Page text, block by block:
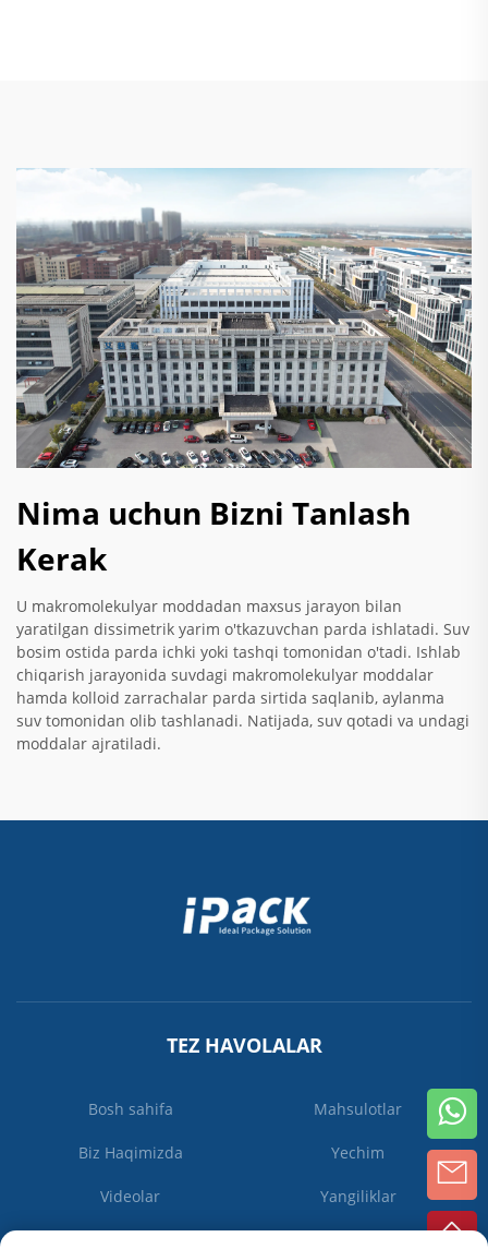
Nima uchun Bizni Tanlash
Kerak
U makromolekulyar moddadan maxsus jarayon bilan
yaratilgan dissimetrik yarim o'tkazuvchan parda ishlatadi. Suv
bosim ostida parda ichki yoki tashqi tomonidan o'tadi. Ishlab
chiqarish jarayonida suvdagi makromolekulyar moddalar
hamda kolloid zarrachalar parda sirtida saqlanib, aylanma
suv tomonidan olib tashlanadi. Natijada, suv qotadi va undagi
moddalar ajratiladi.
TEZ HAVOLALAR
Bosh sahifa Mahsulotlar
Biz Haqimizda Yechim
Videolar Yangiliklar